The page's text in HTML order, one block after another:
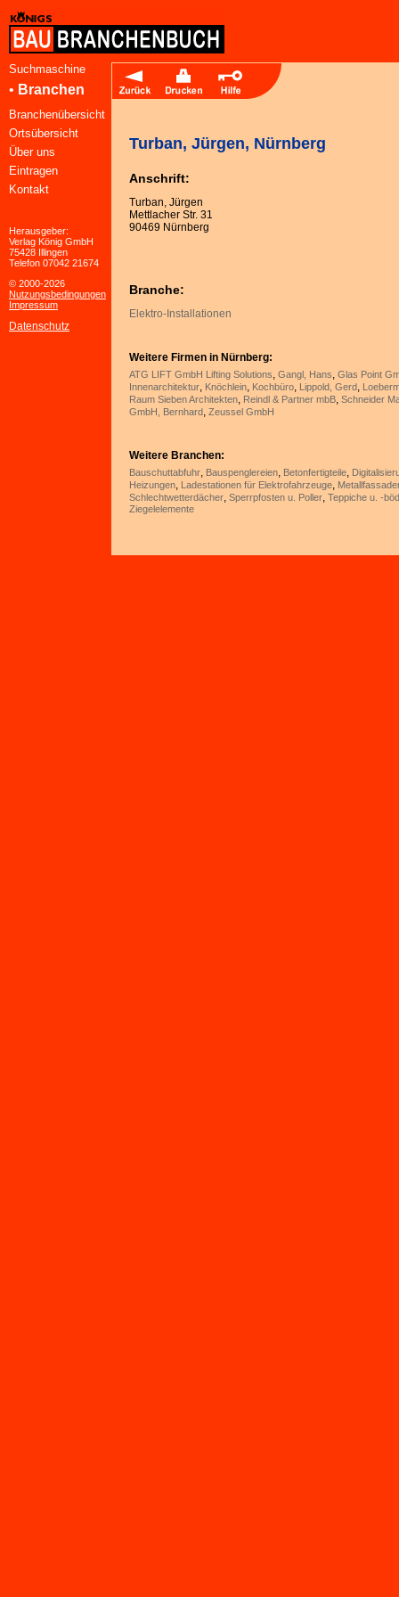
Suchmaschine
• Branchen
Branchenübersicht
Ortsübersicht
Über uns
Eintragen
Kontakt
Herausgeber:
Verlag König GmbH
75428 Illingen
Telefon 07042 21674
© 2000-2026
Nutzungsbedingungen
Impressum
Datenschutz
Turban, Jürgen, Nürnberg
Anschrift:
Turban, Jürgen
Mettlacher Str. 31
90469 Nürnberg
Branche:
Elektro-Installationen
Weitere Firmen in Nürnberg:
ATG LIFT GmbH Lifting Solutions, Gangl, Hans, Glas Point
Innenarchitektur, Knöchlein, Kochbüro, Lippold, Gerd,
Raum Sieben Architekten, Reindl & Partner mbB, Schneider
GmbH, Bernhard, Zeussel GmbH
Weitere Branchen:
Bauschuttabfuhr, Bauspenglereien, Betonfertigteile,
Heizungen, Ladestationen für Elektrofahrzeuge,
Schlechtwetterdächer, Sperrpfosten u. Poller, Teppiche u. -
Ziegelelemente